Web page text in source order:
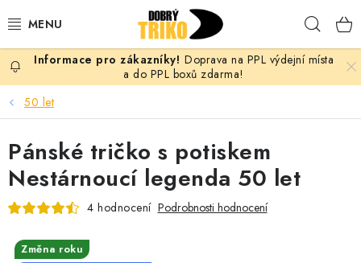
na
PRO ŽENY
PRO MUŽE
PRO DĚTI
PRO PÁRY
Doprava na PPL výdejní místa
a do PPL boxů zdarma!
50 let
Pánské tričko s potiskem
Nestárnoucí legenda 50 let
4 hodnocení Podrobnosti hodnocení
Změna roku